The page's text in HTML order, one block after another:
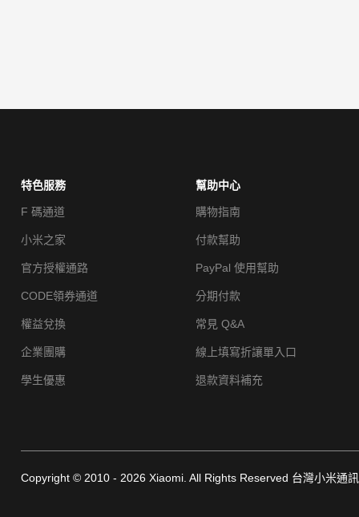
特色服務
F 碼通道
小米之家
官方授權通路
CODE領券通道
權益兌換
企業團購
學生優惠
幫助中心
購物指南
付款幫助
PayPal 使用幫助
分期付款
常見 Q&A
線上填寫折讓單入口
退款資料補充
Copyright © 2010 - 2026 Xiaomi. All Rights Reserved 台灣小米通